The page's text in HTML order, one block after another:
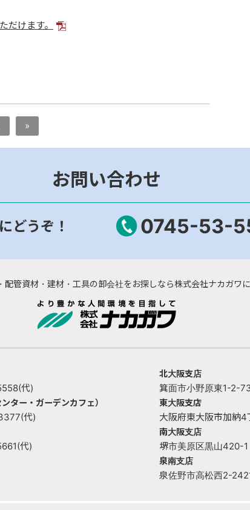
だけます。
»
お問い合わせ
どうぞ！ 0745-53-
管資材・建材・工具の卸会社をお探しなら株式会社ナカガワに
代)
ター・ガーデンカフェ）
代)
代)
北大阪支店
箕面市小野原東1-2-
東大阪支店
大阪府東大阪市加
南大阪支店
堺市美原区黒山
泉南支店
泉佐野市高松西2-